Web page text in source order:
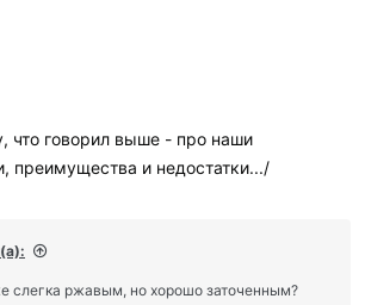
лист жести по ним и направляющие ребра
через ствол лежащего дерева. На воде
что говорил выше - про наши
преимущества и недостатки.../
слегка ржавым, но хорошо заточенным?